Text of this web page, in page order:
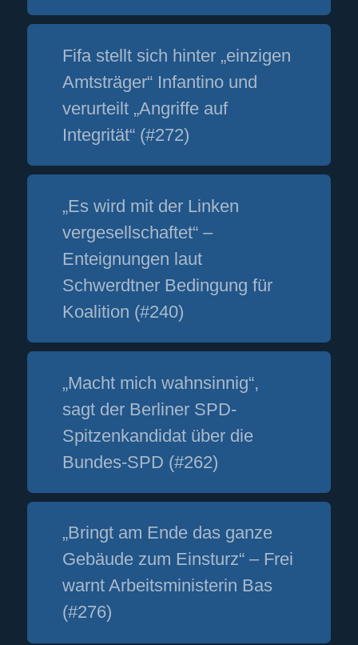
Fifa stellt sich hinter „einzigen
Amtsträger“ Infantino und
verurteilt „Angriffe auf
Integrität“ (#272)
„Es wird mit der Linken
vergesellschaftet“ –
Enteignungen laut
Schwerdtner Bedingung für
Koalition (#240)
„Macht mich wahnsinnig“,
sagt der Berliner SPD-
Spitzenkandidat über die
Bundes-SPD (#262)
„Bringt am Ende das ganze
Gebäude zum Einsturz“ – Frei
warnt Arbeitsministerin Bas
(#276)